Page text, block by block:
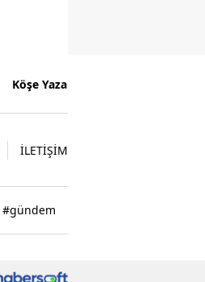
Köşe Yazarları
İLETİŞİM
#gündem